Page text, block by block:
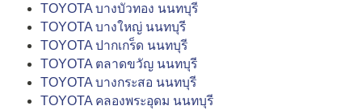
TOYOTA บางบัวทอง นนทบุรี
TOYOTA บางใหญ่ นนทบุรี
TOYOTA ปากเกร็ด นนทบุรี
TOYOTA ตลาดขวัญ นนทบุรี
TOYOTA บางกระสอ นนทบุรี
TOYOTA คลองพระอุดม นนทบุรี